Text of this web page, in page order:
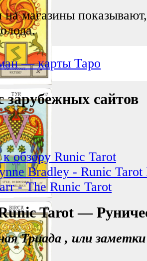
магазины
зарубежных сайтов
обзору Runic Tarot
Bradley - Runic Tarot
- The Runic Tarot
Tarot —
Триада , или заметки